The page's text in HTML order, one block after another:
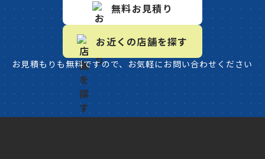
無料お見積り
お近くの店舗を探す
お見積もりも無料ですので、お気軽にお問い合わせください